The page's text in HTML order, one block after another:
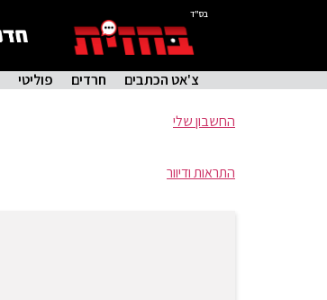
בס"ד
צ'אט הכתבים חרדים פוליטי
החשבון שלי
התראות ודיוור